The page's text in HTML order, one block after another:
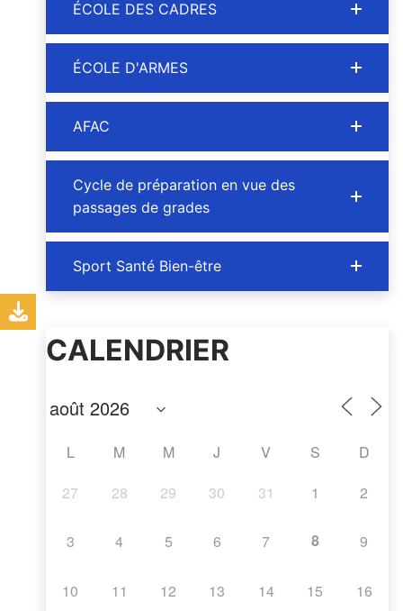
ÉCOLE DES CADRES
ÉCOLE D'ARMES
AFAC
Cycle de préparation en vue des
passages de grades
Sport Santé Bien-être
CALENDRIER
L M M J V S
D
27
28 29 30 31 1 2
3 4 5 6 7 8 9
10 11 12 13 14 15 16